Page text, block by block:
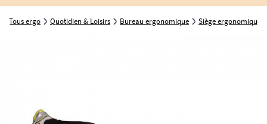
Tous ergo Quotidien & Loisirs Bureau ergonomique Siège ergonomique